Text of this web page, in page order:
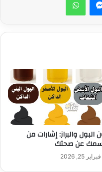
البول والبراز: إشارات من
عن صحتك
فبراير 25, 2026